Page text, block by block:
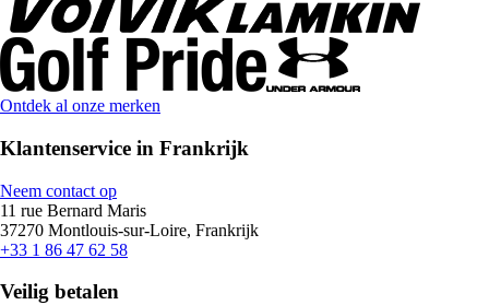
Ontdek al onze merken
Klantenservice in Frankrijk
Neem contact op
11 rue Bernard Maris
37270 Montlouis-sur-Loire, Frankrijk
+33 1 86 47 62 58
Veilig betalen